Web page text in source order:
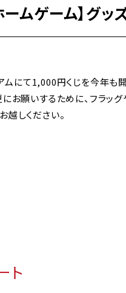
ムゲーム】グッ
にて1,000円くじを今年も
お願いするために、フラ
越しください。
ト